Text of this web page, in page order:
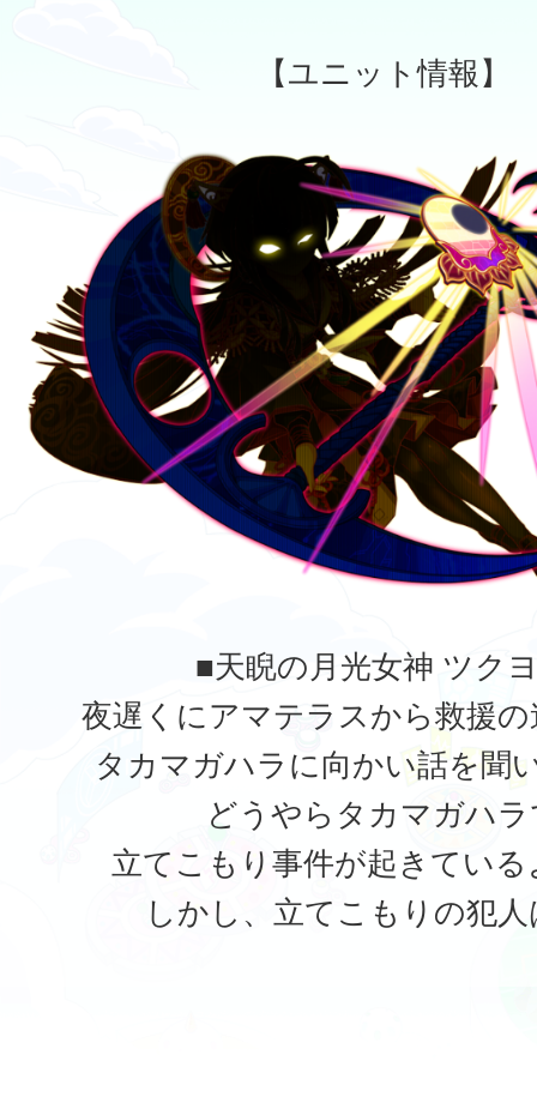
【ユニット情報】
■天睨の月光女神 ツク
夜遅くにアマテラスから救援
タカマガハラに向かい話を聞
どうやらタカマガハラ
立てこもり事件が起きてい
しかし、立てこもりの犯